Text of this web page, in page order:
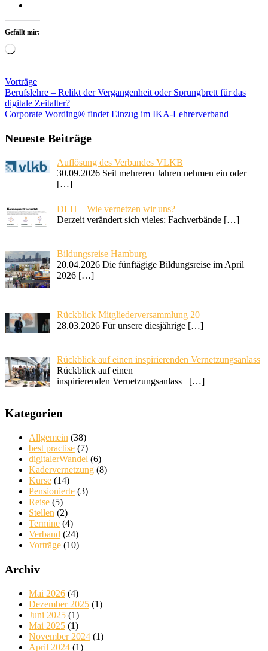
Gefällt mir:
Wird
Vorträge
Beitragsnavigation
Berufslehre – Relikt der Vergangenheit oder Sprungbrett für das
digitale Zeitalter?
Corporate Wording® findet Einzug im IKA-Lehrerverband
Neueste Beiträge
Auflösung des Verbandes VLKB
30.09.2026 Seit mehreren Jahren nehmen ein oder
[…]
DLH – Wie vernetzen wir uns?
Derzeit verändert sich vieles: Fachverbände […]
Bildungsreise Hamburg
20.04.2026 Die fünftägige Bildungsreise im April
2026 […]
Rückblick Mitgliederversammlung 20
28.03.2026 Für unsere diesjährige […]
Rückblick auf einen inspirierenden Vernetzungsanlass
Rückblick auf einen
inspirierenden Vernetzungsanlass […]
Kategorien
Allgemein (38)
best practise (7)
digitalerWandel (6)
Kadervernetzung (8)
Kurse (14)
Pensionierte (3)
Reise (5)
Stellen (2)
Termine (4)
Verband (24)
Vorträge (10)
Archiv
Mai 2026 (4)
Dezember 2025 (1)
Juni 2025 (1)
Mai 2025 (1)
November 2024 (1)
April 2024 (1)